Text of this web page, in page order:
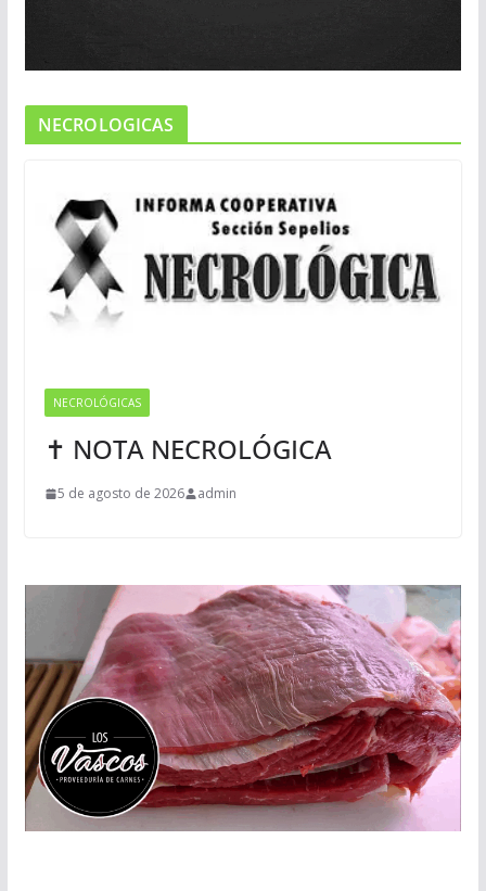
NECROLOGICAS
NECROLÓGICAS
✝ NOTA NECROLÓGICA
5 de agosto de 2026 admin